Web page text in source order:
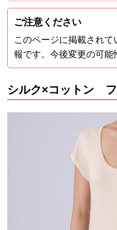
ご注意ください
このページに掲載されて
報です。今後変更の可能
シルク×コットン